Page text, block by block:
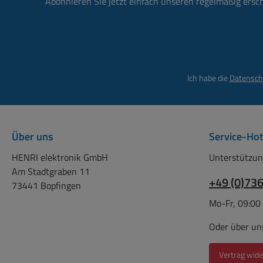
rot, die Minuspole schwarz
eignet sich somit zur Tisch-
oder Wandmontage
Abmessungen siehe auch
Zeichnung weitere Bilder !
Abmessungen: L:340mm
Ich habe die
Über uns
HENRI elektronik GmbH
Am Stadtgraben 11
73441 Bopfingen
Service-
+49
Mo-Fr,
Oder über
Vertrag